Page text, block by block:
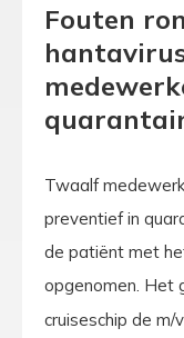
Fouten
Twaalf
preventief in
de patiënt met
opgenomen. Het
cruiseschip de m/